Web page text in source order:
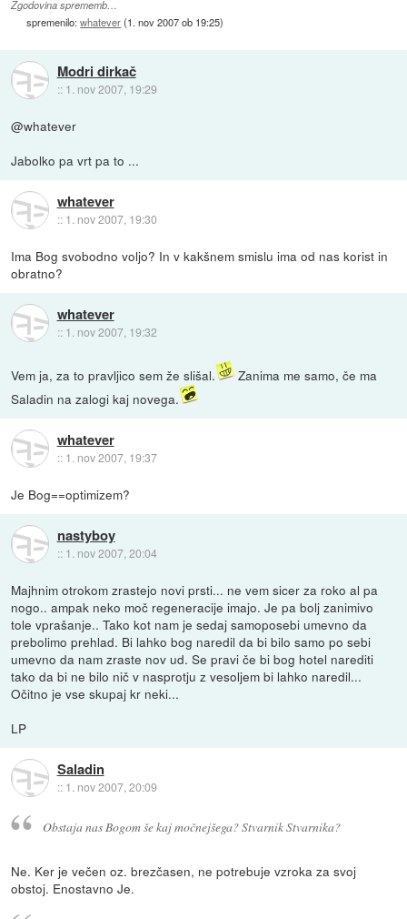
Zgodovina sprememb…
spremenilo:whatever(1. nov 2007 ob 19:25)
Modri dirkač
:: 1. nov 2007, 19:29
@whatever
Jabolko pa vrt pa to ...
whatever
:: 1. nov 2007, 19:30
Ima Bog svobodno voljo? In v kakšnem smislu ima od nas korist in
obratno?
whatever
:: 1. nov 2007, 19:32
Vem ja, za to pravljico sem že slišal.
Zanima me samo, če ma
Saladin na zalogi kaj novega.
whatever
:: 1. nov 2007, 19:37
Je Bog==optimizem?
nastyboy
:: 1. nov 2007, 20:04
Majhnim otrokom zrastejo novi prsti... ne vem sicer za roko al pa
nogo.. ampak neko moč regeneracije imajo. Je pa bolj zanimivo
tole vprašanje.. Tako kot nam je sedaj samoposebi umevno da
prebolimo prehlad. Bi lahko bog naredil da bi bilo samo po sebi
umevno da nam zraste nov ud. Se pravi če bi bog hotel narediti
tako da bi ne bilo nič v nasprotju z vesoljem bi lahko naredil...
Očitno je vse skupaj kr neki...
LP
Saladin
:: 1. nov 2007, 20:09
Obstaja nas Bogom še kaj močnejšega? Stvarnik Stvarnika?
Ne. Ker je večen oz. brezčasen, ne potrebuje vzroka za svoj
obstoj. Enostavno Je.